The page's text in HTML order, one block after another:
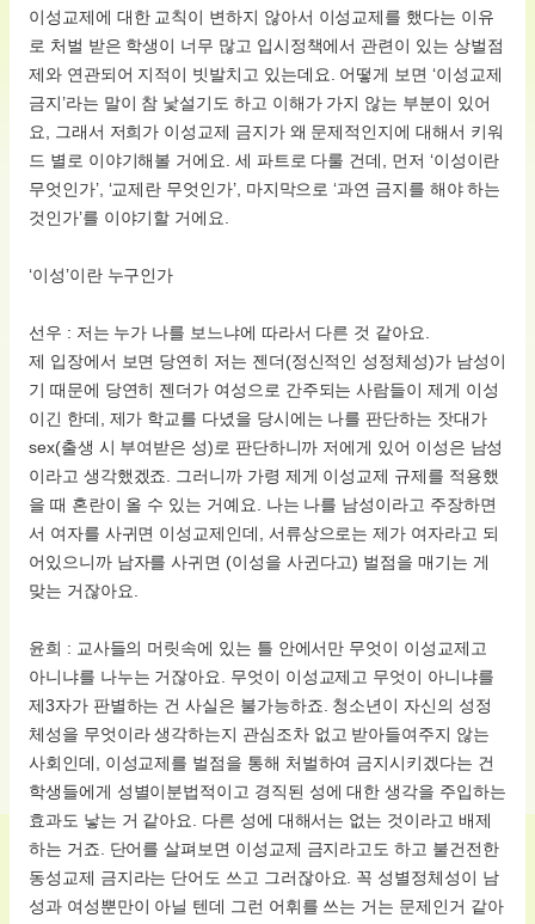
이성교제에 대한 교칙이 변하지 않아서 이성교제를 했다는 이유
로 처벌 받은 학생이 너무 많고 입시정책에서 관련이 있는 상벌점
제와 연관되어 지적이 빗발치고 있는데요. 어떻게 보면 ‘이성교제
금지’라는 말이 참 낯설기도 하고 이해가 가지 않는 부분이 있어
요, 그래서 저희가 이성교제 금지가 왜 문제적인지에 대해서 키워
드 별로 이야기해볼 거에요. 세 파트로 다룰 건데, 먼저 ‘이성이란
무엇인가’, ‘교제란 무엇인가’, 마지막으로 ‘과연 금지를 해야 하는
것인가’를 이야기할 거에요.
‘이성’이란 누구인가
선우 : 저는 누가 나를 보느냐에 따라서 다른 것 같아요.
제 입장에서 보면 당연히 저는 젠더(정신적인 성정체성)가 남성이
기 때문에 당연히 젠더가 여성으로 간주되는 사람들이 제게 이성
이긴 한데, 제가 학교를 다녔을 당시에는 나를 판단하는 잣대가
sex(출생 시 부여받은 성)로 판단하니까 저에게 있어 이성은 남성
이라고 생각했겠죠. 그러니까 가령 제게 이성교제 규제를 적용했
을 때 혼란이 올 수 있는 거예요. 나는 나를 남성이라고 주장하면
서 여자를 사귀면 이성교제인데, 서류상으로는 제가 여자라고 되
어있으니까 남자를 사귀면 (이성을 사귄다고) 벌점을 매기는 게
맞는 거잖아요.
윤희 : 교사들의 머릿속에 있는 틀 안에서만 무엇이 이성교제고
아니냐를 나누는 거잖아요. 무엇이 이성교제고 무엇이 아니냐를
제3자가 판별하는 건 사실은 불가능하죠. 청소년이 자신의 성정
체성을 무엇이라 생각하는지 관심조차 없고 받아들여주지 않는
사회인데, 이성교제를 벌점을 통해 처벌하여 금지시키겠다는 건
학생들에게 성별이분법적이고 경직된 성에 대한 생각을 주입하는
효과도 낳는 거 같아요. 다른 성에 대해서는 없는 것이라고 배제
하는 거죠. 단어를 살펴보면 이성교제 금지라고도 하고 불건전한
동성교제 금지라는 단어도 쓰고 그러잖아요. 꼭 성별정체성이 남
성과 여성뿐만이 아닐 텐데 그런 어휘를 쓰는 거는 문제인거 같아